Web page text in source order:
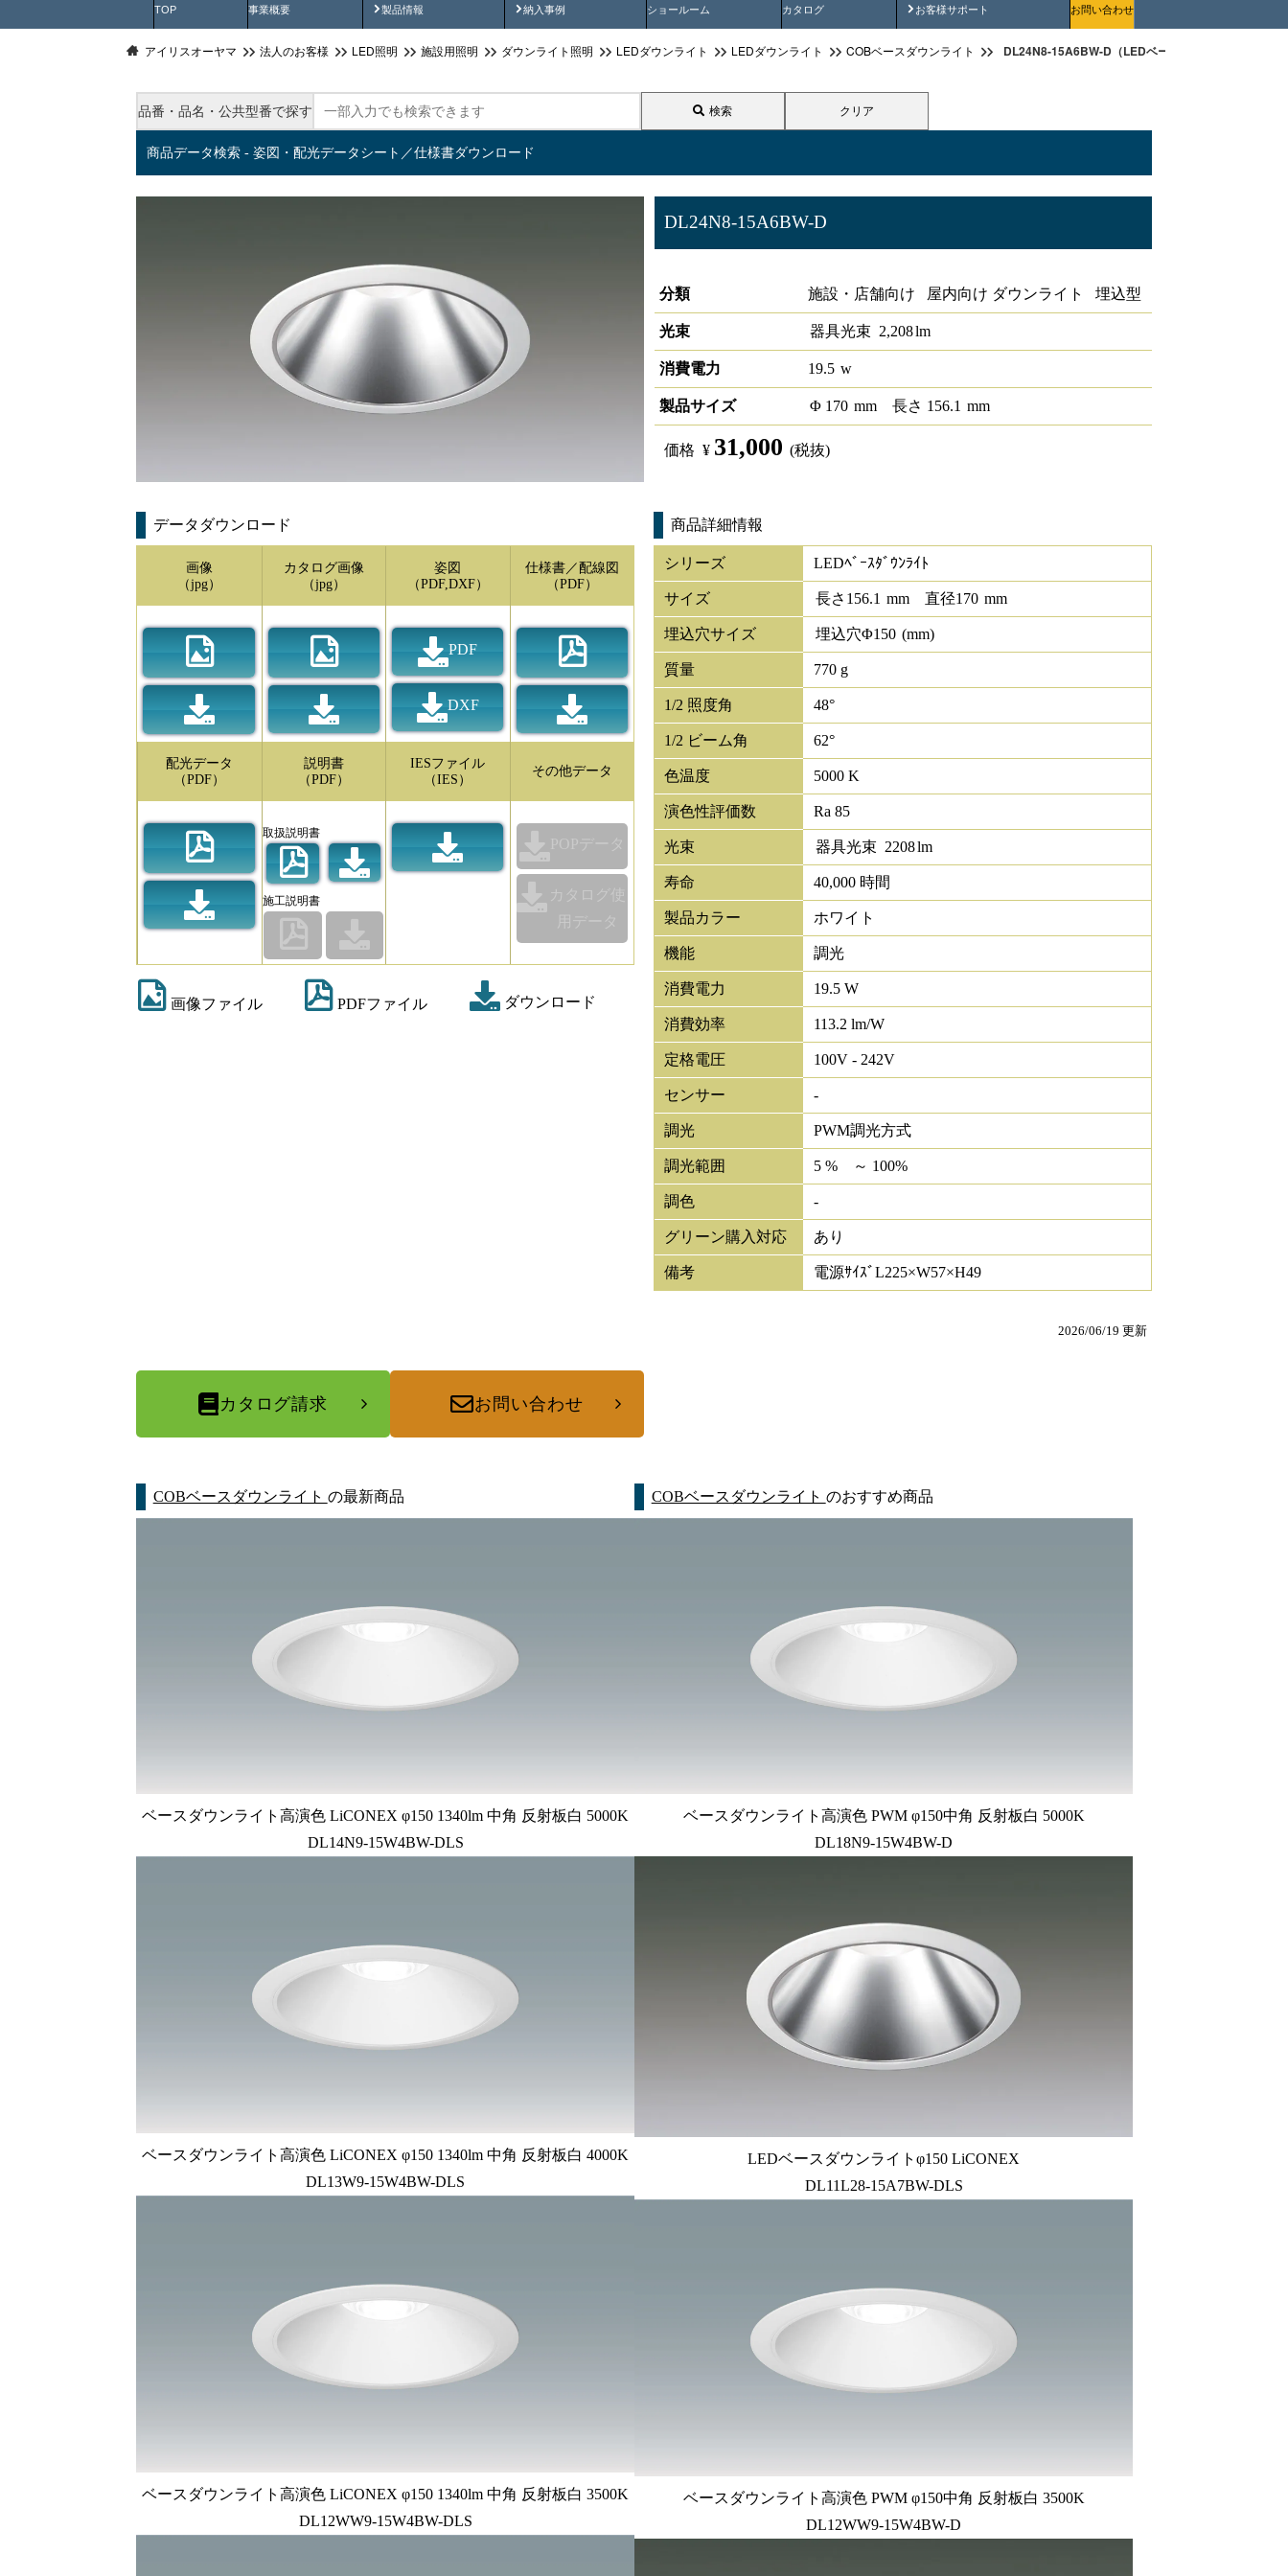
TOP 事業概要 製品情報
製品動画 納入事例
納入事例動画 ショールーム カタログ お客様サポート
安全にご使用いただくためにお問い合わせ
アイリスオーヤマ 法人のお客様 LED照明 施設用照明 ダウンライト照明 LEDダウンライト LEDダウンライト COBベースダウンライト DL24N8-15A6BW-D（LEDベースダウンライトφ150
品番・品名・公共型番で探す 検索 クリア
商品データ検索 - 姿図・配光データシート／仕様書ダウンロード
DL24N8-15A6BW-D
分類
施設・店舗向け 屋内向け ダウンライト 埋込型
光束 器具光束 2,208lm
消費電力 19.5 w
製品サイズ Φ 170 mm 長さ 156.1 mm
価格 ¥ 31,000 (税抜)
データダウンロード
画像
（jpg）
カタログ画像
（jpg）
姿図
（PDF,DXF）
PDF
DXF
仕様書／配線図
（PDF）
配光データ
（PDF）
説明書
（PDF）
取扱説明書
施工説明書
IESファイル
（IES）
その他データ
POPデータ
カタログ使
用データ
画像ファイル PDFファイル ダウンロード
商品詳細情報
シリーズ LEDﾍﾞｰｽﾀﾞｳﾝﾗｲﾄ
サイズ 長さ 156.1 mm 直径170 mm
埋込穴サイズ 埋込穴Φ150 (mm)
質量 770 g
1/2 照度角 48°
1/2 ビーム角 62°
色温度 5000 K
演色性評価数 Ra 85
光束 器具光束 2208lm
寿命 40,000 時間
製品カラー ホワイト
機能 調光
消費電力 19.5 W
消費効率 113.2 lm/W
定格電圧 100V - 242V
センサー -
調光 PWM調光方式
調光範囲 5 % ～ 100%
調色 -
グリーン購入対応 あり
備考 電源ｻｲｽﾞL225×W57×H49
2026/06/19 更新
カタログ請求 お問い合わせ
COBベースダウンライト の最新商品
ベースダウンライト高演色 LiCONEX φ150 1340lm 中角 反射板白 5000K
DL14N9-15W4BW-DLS
ベースダウンライト高演色 LiCONEX φ150 1340lm 中角 反射板白 4000K
DL13W9-15W4BW-DLS
ベースダウンライト高演色 LiCONEX φ150 1340lm 中角 反射板白 3500K
DL12WW9-15W4BW-DLS
COBベースダウンライト のおすすめ商品
ベースダウンライト高演色 PWM φ150中角 反射板白 5000K
DL18N9-15W4BW-D
LEDベースダウンライトφ150 LiCONEX
DL11L28-15A7BW-DLS
ベースダウンライト高演色 PWM φ150中角 反射板白 3500K
DL12WW9-15W4BW-D